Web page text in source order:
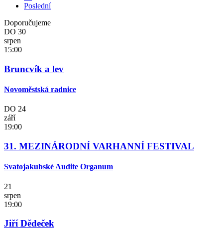
Poslední
Doporučujeme
DO 30
srpen
15:00
Bruncvík a lev
Novoměstská radnice
DO 24
září
19:00
31. MEZINÁRODNÍ VARHANNÍ FESTIVAL
Svatojakubské Audite Organum
21
srpen
19:00
Jiří Dědeček